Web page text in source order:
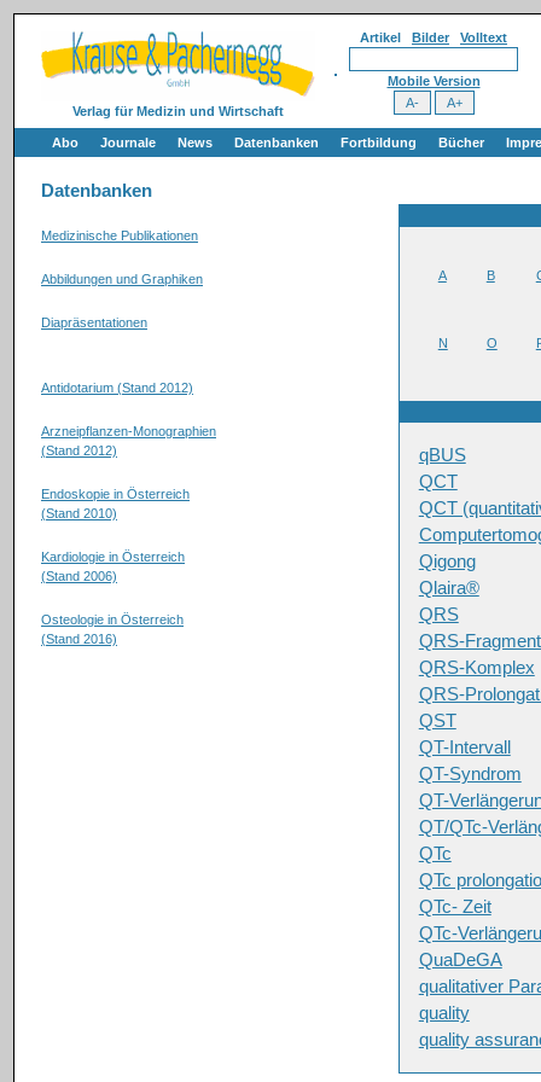
Verlag für Medizin und Wirtschaft
Artikel Bilder Volltext
Mobile Version
Abo Journale News Datenbanken Fortbildung Bücher
Datenbanken
Medizinische Publikationen
Abbildungen und Graphiken
Diapräsentationen
Antidotarium (Stand 2012)
Arzneipflanzen-Monographien
(Stand 2012)
Endoskopie in Österreich
(Stand 2010)
Kardiologie in Österreich
(Stand 2006)
Osteologie in Österreich
(Stand 2016)
A B
N O
qBUS
QCT
QCT
Qigong
Qlaira®
QRS
QRS-
QRS-Komplex
QRS-
QST
QT-Intervall
QT-Syndrom
QT-
QT/QTc-
QTc
QTc
QTc- Zeit
QTc-
QuaDeGA
qualitativer
quality
quality